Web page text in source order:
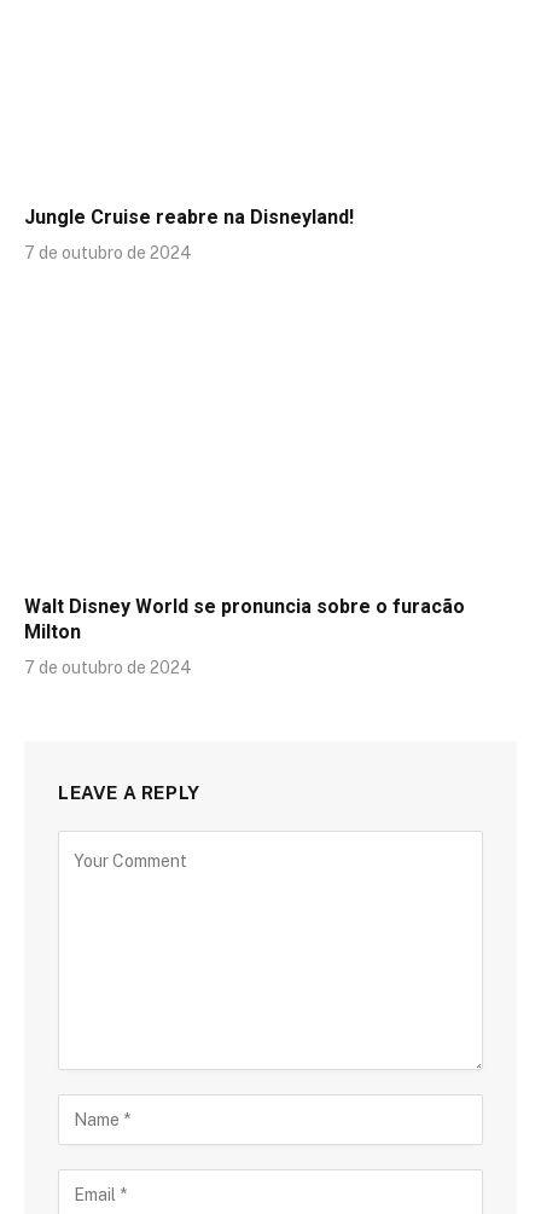
Jungle Cruise reabre na Disneyland!
7 de outubro de 2024
Walt Disney World se pronuncia sobre o furacão
Milton
7 de outubro de 2024
LEAVE A REPLY